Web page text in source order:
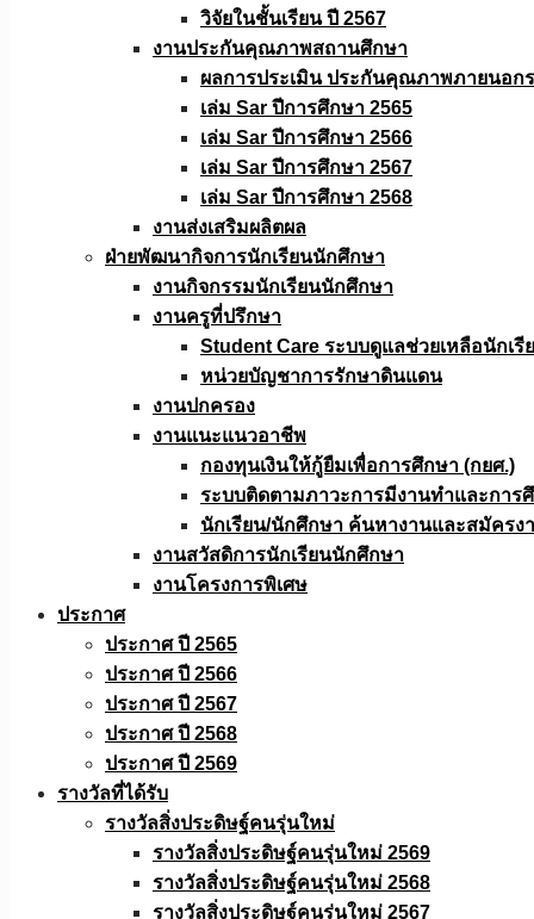
วิจัยในชั้นเรียน ปี 2567
งานประกันคุณภาพสถานศึกษา
ผลการประเมิน ประกันคุณภาพภายนอก
เล่ม Sar ปีการศึกษา 2565
เล่ม Sar ปีการศึกษา 2566
เล่ม Sar ปีการศึกษา 2567
เล่ม Sar ปีการศึกษา 2568
งานส่งเสริมผลิตผล
ฝ่ายพัฒนากิจการนักเรียนนักศึกษา
งานกิจกรรมนักเรียนนักศึกษา
งานครูที่ปรึกษา
Student Care ระบบดูแลช่วยเหลือนักเรี
หน่วยบัญชาการรักษาดินแดน
งานปกครอง
งานแนะแนวอาชีพ
กองทุนเงินให้กู้ยืมเพื่อการศึกษา (กยศ.)
ระบบติดตามภาวะการมีงานทำและการ
นักเรียน/นักศึกษา ค้นหางานและสมัครง
งานสวัสดิการนักเรียนนักศึกษา
งานโครงการพิเศษ
ประกาศ
ประกาศ ปี 2565
ประกาศ ปี 2566
ประกาศ ปี 2567
ประกาศ ปี 2568
ประกาศ ปี 2569
รางวัลที่ได้รับ
รางวัลสิ่งประดิษฐ์คนรุ่นใหม่
รางวัลสิ่งประดิษฐ์คนรุ่นใหม่ 2569
รางวัลสิ่งประดิษฐ์คนรุ่นใหม่ 2568
รางวัลสิ่งประดิษฐ์คนรุ่นใหม่ 2567